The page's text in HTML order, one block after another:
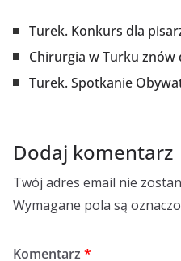
Turek. Konkurs dla
Chirurgia w Turku znów
Turek. Spotkanie
Dodaj komentarz
Twój adres email nie
Wymagane pola są
Komentarz *